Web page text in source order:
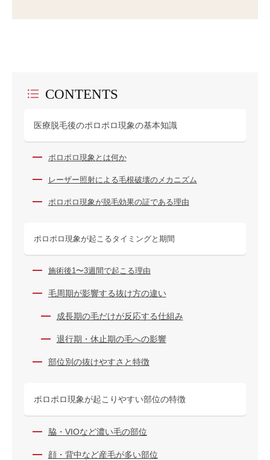
CONTENTS
医療脱毛後のポロポロ現象の基本知識
ポロポロ現象とは何か
レーザー照射による毛根破壊のメカニズム
ポロポロ現象が脱毛効果の証である理由
ポロポロ現象が起こるタイミングと期間
施術後1〜3週間で起こる理由
毛周期が影響する抜け方の違い
成長期の毛だけが反応する仕組み
退行期・休止期の毛への影響
部位別の抜けやすさと特徴
ポロポロ現象が起こりやすい部位の特徴
脇・VIOなど濃い毛の部位
顔・背中など産毛が多い部位